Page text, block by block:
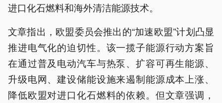
进口化石燃料和海外清洁能源技术。
文章指出，欧盟委员会推出的“加速欧盟”计划凸显
推进电气化的迫切性。该一揽子能源行动方案旨
在通过普及电动汽车与热泵、扩容可再生能源、
升级电网、建设储能设施来遏制能源成本上涨、
降低欧盟对进口化石燃料的依赖。但文章强调，